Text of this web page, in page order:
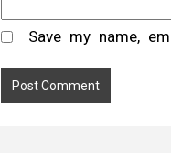
Save my name,